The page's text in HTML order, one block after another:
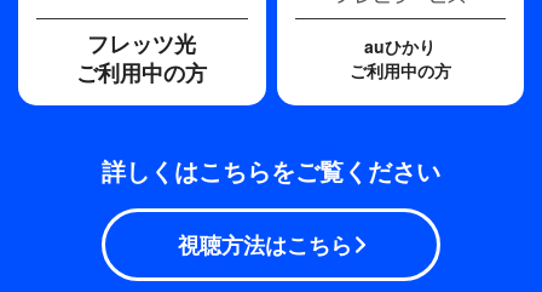
フレッツ光
ご利用中の方
auひかり
ご利用中の方
詳しくはこちらをご覧ください
視聴方法はこちら